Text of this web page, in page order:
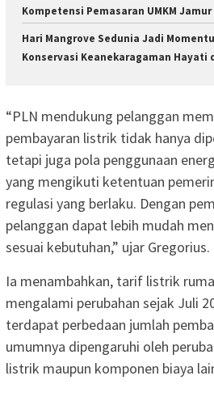
Kompetensi Pemasaran UMKM
Hari Mangrove Sedunia Jadi
Konservasi Keanekaragaman Hayati
“PLN mendukung pelanggan
pembayaran listrik tidak hanya
tetapi juga pola penggunaan
yang mengikuti ketentuan
regulasi yang berlaku. Dengan
pelanggan dapat lebih mudah
sesuai kebutuhan,” ujar Gregorius.
Ia menambahkan, tarif listrik
mengalami perubahan sejak Juli
terdapat perbedaan jumlah
umumnya dipengaruhi oleh
listrik maupun komponen biaya